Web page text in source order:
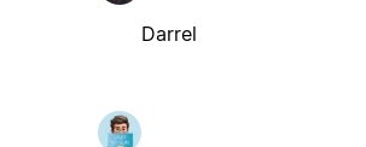
Darrel